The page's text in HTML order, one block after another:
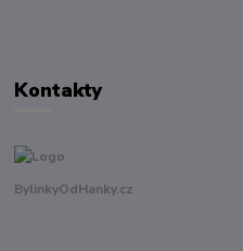
Kontakty
BylinkyOdHanky.cz